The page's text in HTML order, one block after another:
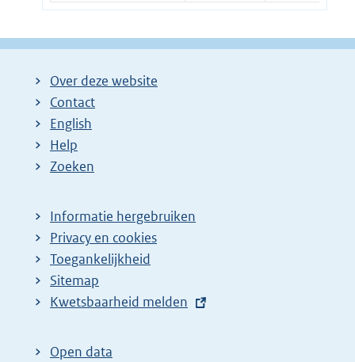
Over deze website
Contact
English
Help
Zoeken
Informatie hergebruiken
Privacy en cookies
Toegankelijkheid
Sitemap
E
t
Kwetsbaarheid melden
Open data